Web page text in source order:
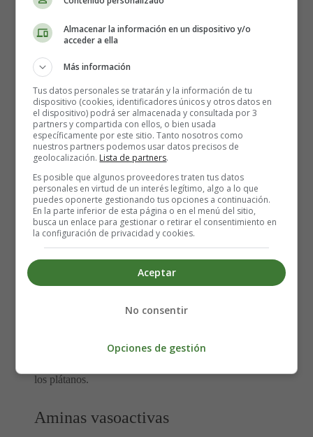
padres se preguntan si la alergia al plátano es común en
los bebés. La respuesta es que depende del sistema
inmunitario del niño. Sin embargo, las alergias
alimentarias son bastante comunes entre los niños
pequeños.
Causas de la alergia al plátano
en los bebés
Si ves que tu bebé vomita o tiene una erupción roja en la
cara poco después de comer un plátano, puede ser debido
a una alergia al plátano. Esto podría ocurrir debido a las
siguientes causas:
Intolerancia a las proteínas
Hay una proteína que se encuentra en los plátanos, que
puede ser intolerante a esta proteína y, por lo tanto,
los plátanos.
Aminas vasoactivas
Almacenar la información en un dispositivo y/o
acceder a ella
Más información
Tus datos personales se tratarán y la información de tu
dispositivo (cookies, identificadores únicos y otros datos en
el dispositivo) podrá ser almacenada y consultada por 3
partners y compartida con ellos, o bien usada
específicamente por este sitio. Tanto nosotros como
nuestros partners podemos usar datos precisos de
geolocalización. Lista de partners.
Es posible que algunos proveedores traten tus datos
personales en virtud de un interés legítimo, algo a lo que
puedes oponerte gestionando tus opciones a continuación.
En la parte inferior de esta página o en el menú del sitio,
busca un enlace para gestionar o retirar el consentimiento en
la configuración de privacidad y cookies.
Aceptar
No consentir
Opciones de gestión